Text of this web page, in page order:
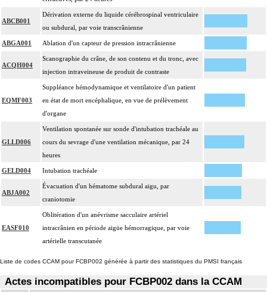
ABCB001
Dérivation externe du liquide cérébrospinal ventriculaire
ou subdural, par voie transcrânienne
ABGA001 Ablation d'un capteur de pression intracrânienne
ACQH004
Scanographie du crâne, de son contenu et du tronc, avec
injection intraveineuse de produit de contraste
EQMF003
Suppléance hémodynamique et ventilatoire d'un patient
en état de mort encéphalique, en vue de prélèvement
d'organe
GLLD006
Ventilation spontanée sur sonde d'intubation trachéale au
cours du sevrage d'une ventilation mécanique, par 24
heures
GELD004 Intubation trachéale
ABJA002
Évacuation d'un hématome subdural aigu, par
craniotomie
EASF010
Oblitération d'un anévrisme sacculaire artériel
intracrânien en période aigüe hémorragique, par voie
artérielle transcutanée
Liste de codes CCAM pour FCBP002 générée à partir des statistiques du PMSI français
Actes incompatibles pour FCBP002 dans la CCAM